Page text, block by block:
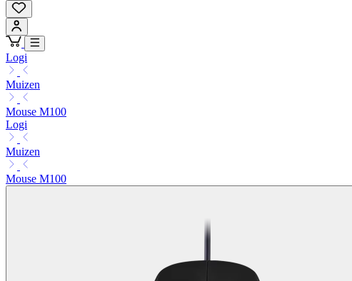
Logi
Muizen
Mouse M100
Logi
Muizen
Mouse M100